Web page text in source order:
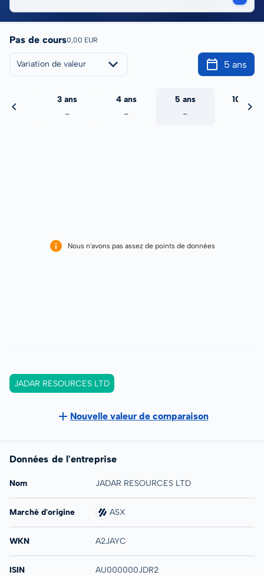
Pas de cours0,00 EUR
Variation de valeur 5 ans
3 ans
-
4 ans
-
5 ans
-
10 ans
Nous n'avons pas assez de points de données
JADAR RESOURCES LTD
Nouvelle valeur de comparaison
Données de l'entreprise
Nom JADAR RESOURCES LTD
Marché d'origine ASX
WKN A2JAYC
ISIN AU000000JDR2